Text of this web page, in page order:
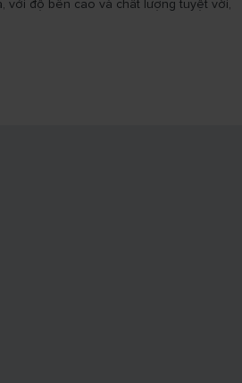
với độ bền cao và chất lượng tuyệt vời,